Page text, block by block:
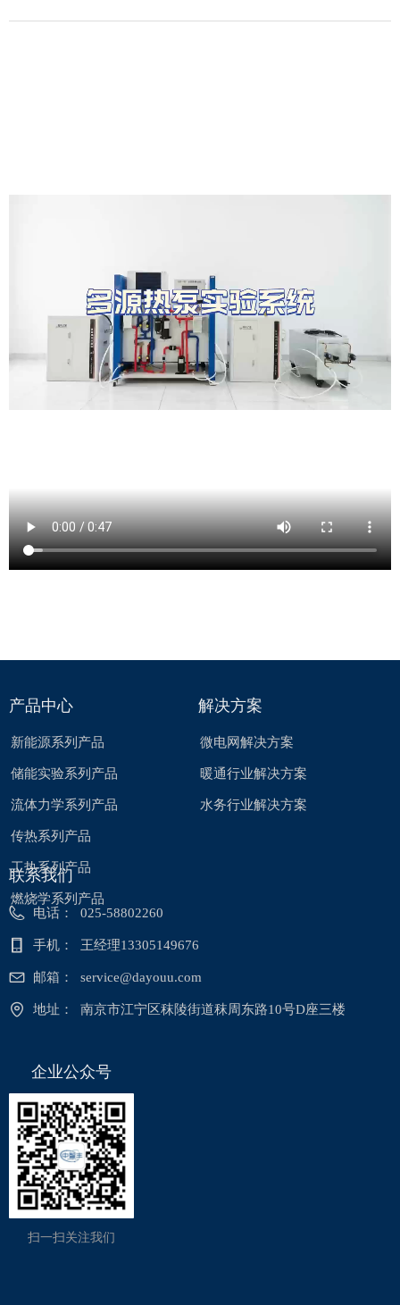
产品中心
新能源系列产品
储能实验系列产品
流体力学系列产品
传热系列产品
工热系列产品
燃烧学系列产品
解决方案
微电网解决方案
暖通行业解决方案
水务行业解决方案
联系我们
电话： 025-58802260
手机： 王经理13305149676
邮箱： service@dayouu.com
地址： 南京市江宁区秣陵街道秣周东路10号D座三楼
扫一扫关注我们
企业公众号